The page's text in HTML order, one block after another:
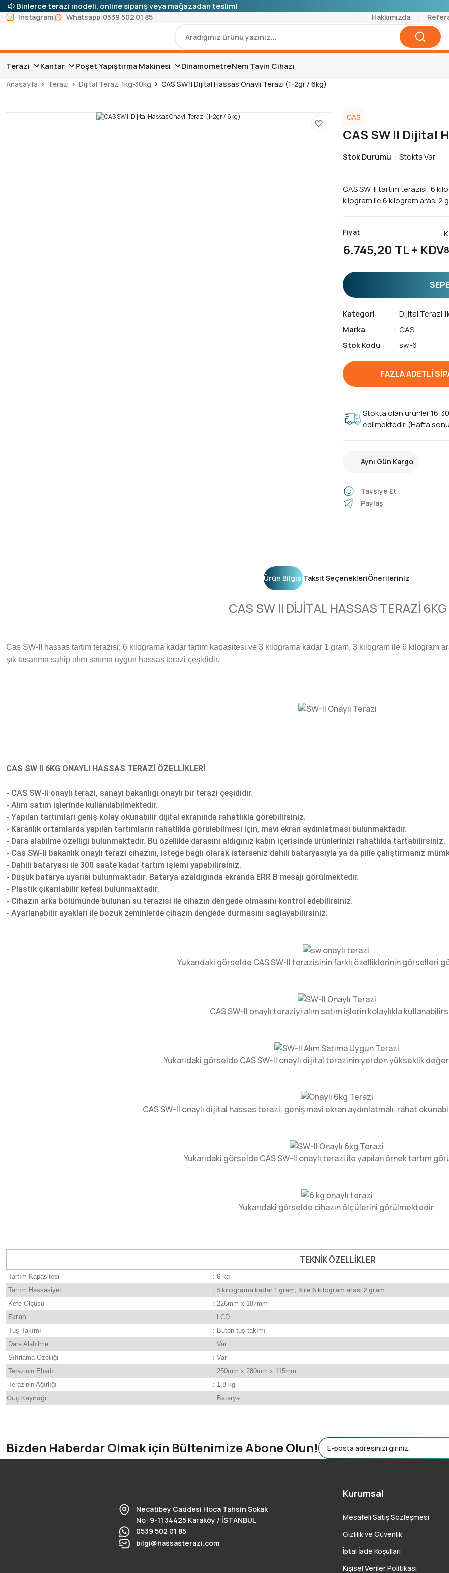
Binlerce terazi modeli, online sipariş veya mağazadan teslim!
Instagram Whatsapp:0539 502 01 85 Hakkımızda
Terazi Kantar Poşet Yapıştırma Makinesi DinamometreNem Tayin Cihazı
Anasayfa Terazi Dijital Terazi 1kg-30kg CAS SW II Dijital Hassas Onaylı Terazi (1-2gr / 6kg)
CAS
CAS SW II Dijital
Stok Durumu Stokta Var
CAS SW-II tartım terazisi; 6
kilogram ile 6 kilogram arası 2
Fiyat
6.745,20 TL + KDV
Kategori Dijital Terazi
Marka
CAS
Stok Kodu
sw-6
FAZLA ADETLİ
Stokta olan ürünler
edilmektedir. (Hafta
Aynı Gün Kargo
Tavsiye Et
Paylaş
Ürün BilgisiTaksit SeçenekleriÖnerileriniz
CAS SW II DİJİTAL HASSAS TERAZİ 6KG
Cas SW-II hassas tartım terazisi; 6 kilograma kadar tartım kapasitesi ve 3 kilograma kadar 1 gram, 3 kilogram ile 6 kilogram
şık tasarıma sahip alım satıma uygun hassas terazi çeşididir.
CAS SW II 6KG ONAYLI HASSAS TERAZİ ÖZELLİKLERİ
- CAS SW-II onaylı terazi, sanayi bakanlığı onaylı bir terazi çeşididir.
- Alım satım işlerinde kullanılabilmektedir.
- Yapılan tartımları geniş kolay okunabilir dijital ekranında rahatlıkla görebilirsiniz.
- Karanlık ortamlarda yapılan tartımların rahatlıkla görülebilmesi için, mavi ekran aydınlatması bulunmaktadır.
- Dara alabilme özelliği bulunmaktadır. Bu özellikle darasını aldığınız kabın içerisinde ürünlerinizi rahatlıkla tartabilirsiniz.
- Cas SW-II bakanlık onaylı terazi cihazını, isteğe bağlı olarak isterseniz dahili bataryasıyla ya da pille çalıştırmanız
- Dahili bataryası ile 300 saate kadar tartım işlemi yapabilirsiniz.
- Düşük batarya uyarısı bulunmaktadır. Batarya azaldığında ekranda ERR B mesajı görülmektedir.
- Plastik çıkarılabilir kefesi bulunmaktadır.
- Cihazın arka bölümünde bulunan su terazisi ile cihazın dengede olmasını kontrol edebilirsiniz.
- Ayarlanabilir ayakları ile bozuk zeminlerde cihazın dengede durmasını sağlayabilirsiniz.
Yukarıdaki görselde CAS SW-II terazisinin farklı özelliklerinin görselleri
CAS SW-II onaylı teraziyi alım satım işlerin kolaylıkla
Yukarıdaki görselde CAS SW-II onaylı dijital terazinin yerden yükseklik
CAS SW-II onaylı dijital hassas terazi; geniş mavi ekran aydınlatmalı, rahat
Yukarıdaki görselde CAS SW-II onaylı terazi ile yapılan örnek tartım
Yukarıdaki görselde cihazın ölçülerini görülmektedir.
TEKNİK ÖZELLİKLER
Tartım Kapasitesi
: 6 kg
Tartım Hassasiyeti
: 3 kilograma kadar 1 gram, 3 ile 6 kilogram arası 2 gram
Kefe Ölçüsü : 226mm x 187mm
Ekran
: LCD
Tuş Takımı
: Buton tuş takımı
Dara Alabilme
: Var
Sıfırlama Özelliği
: Var
Terazinin Ebadı
: 250mm x 280mm x 115mm
Terazinin Ağırlığı
: 1.8 kg
Güç Kaynağı : Batarya
Ürün fiyatı diğer sitelerden daha pahalı.
Bu ürüne benzer farklı alternatifler olmalı.
Bizden Haberdar Olmak için Bültenimize Abone Olun!
Necatibey Caddesi Hoca Tahsin Sokak
No: 9-11 34425 Karaköy / İSTANBUL
0539 502 01 85
bilgi@hassasterazi.com
Kurumsal
Mesafeli Satış Sözleşmesi
Gizlilik ve Güvenlik
İptal İade Koşullari
Kişisel Veriler Politikası